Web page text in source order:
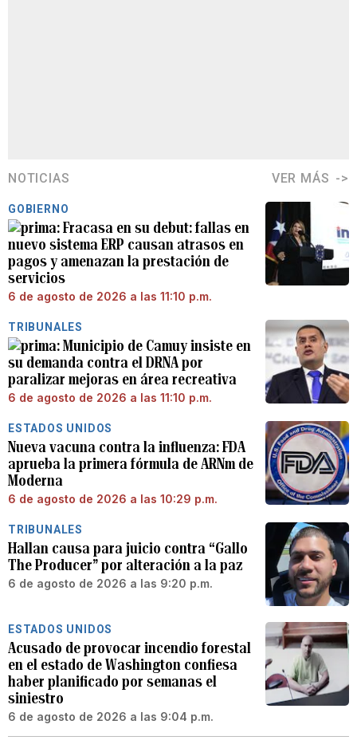
NOTICIAS VER MÁS
GOBIERNO
Fracasa en su debut: fallas en
nuevo sistema ERP causan atrasos en
pagos y amenazan la prestación de
servicios
6 de agosto de 2026 a las 11:10 p.m.
TRIBUNALES
Municipio de Camuy insiste en
su demanda contra el DRNA por
paralizar mejoras en área recreativa
6 de agosto de 2026 a las 11:10 p.m.
ESTADOS UNIDOS
Nueva vacuna contra la influenza: FDA
aprueba la primera fórmula de ARNm de
Moderna
6 de agosto de 2026 a las 10:29 p.m.
TRIBUNALES
Hallan causa para juicio contra “Gallo
The Producer” por alteración a la paz
6 de agosto de 2026 a las 9:20 p.m.
ESTADOS UNIDOS
Acusado de provocar incendio forestal
en el estado de Washington confiesa
haber planificado por semanas el
siniestro
6 de agosto de 2026 a las 9:04 p.m.